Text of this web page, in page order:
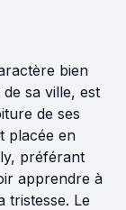
bien
sa ville, est
de ses
placée en
préférant
apprendre à
tristesse. Le